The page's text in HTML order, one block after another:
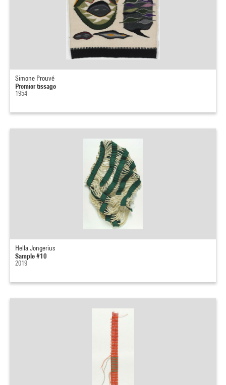
Simone Prouvé
Premier tissage
1954
Hella Jongerius
Sample #10
2019